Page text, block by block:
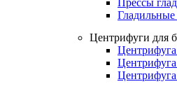
Прессы
Центрифуги для